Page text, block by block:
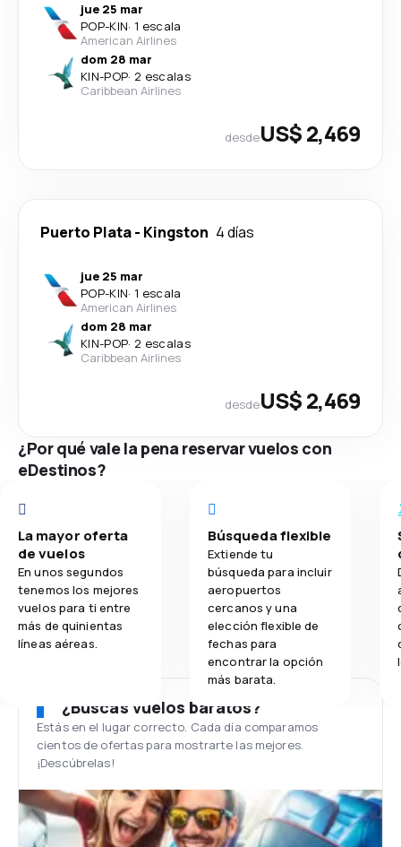
jue 25 mar
POP-KIN· 1 escala
American Airlines
dom 28 mar
KIN-POP· 2 escalas
Caribbean Airlines
desdeUS$ 2,469
Puerto Plata- Kingston 4 días
jue 25 mar
POP-KIN· 1 escala
American Airlines
dom 28 mar
KIN-POP· 2 escalas
Caribbean Airlines
desdeUS$ 2,469
¿Por qué vale la pena reservar vuelos con
eDestinos?
La mayor oferta
de vuelos
En unos segundos
tenemos los mejores
vuelos para ti entre
más de quinientas
líneas aéreas.
Búsqueda flexible
Extiende tu
búsqueda para incluir
aeropuertos
cercanos y una
elección flexible de
fechas para
encontrar la opción
más barata.
¿Buscas vuelos baratos?
Estás en el lugar correcto. Cada día comparamos
cientos de ofertas para mostrarte las mejores.
¡Descúbrelas!